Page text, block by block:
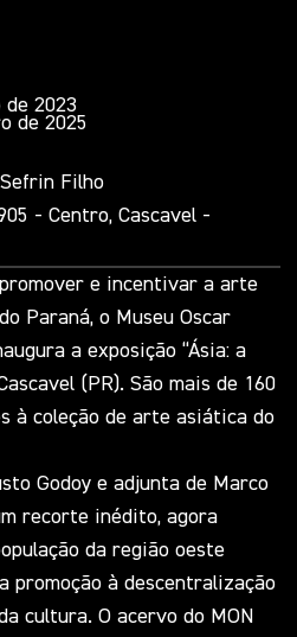
e incentivar a arte
Paraná, o Museu Oscar
a exposição “Ásia: a
(PR). São mais de 160
à coleção de arte asiática do
Godoy e adjunta de Marco
recorte inédito, agora
da região oeste
promoção à descentralização
cultura. O acervo do MON
de 2023
de 2025
Filho
- Centro, Cascavel -